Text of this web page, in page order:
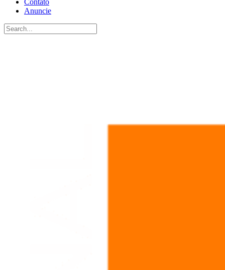
Contato
Anuncie